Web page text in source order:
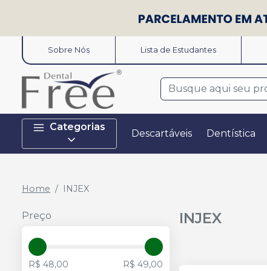
Sobre Nós Lista de Estudantes
Categorias
Descartáveis Dentística
Home INJEX
Preço
R$ 48,00 R$ 49,00
INJEX